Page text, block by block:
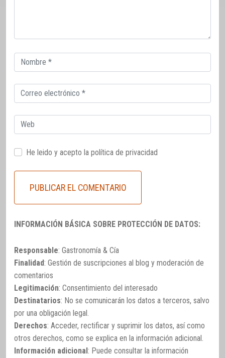
Correo
electrónico
Correo
electrónico
Web
He leido y acepto la política de privacidad
INFORMACIÓN BÁSICA SOBRE PROTECCIÓN DE DATOS:
Responsable: Gastronomía & Cía
Finalidad: Gestión de suscripciones al blog y moderación de
comentarios
Legitimación: Consentimiento del interesado
Destinatarios: No se comunicarán los datos a terceros, salvo
por una obligación legal.
Derechos: Acceder, rectificar y suprimir los datos, así como
otros derechos, como se explica en la información adicional.
Información adicional: Puede consultar la información